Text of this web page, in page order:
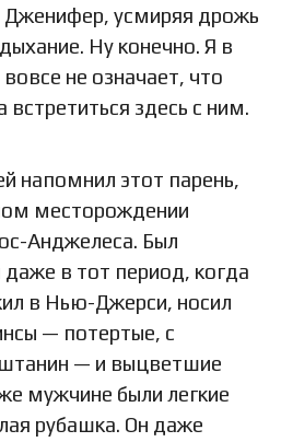
усмиряя дрожь
Ну конечно. Я в
не означает, что
здесь с ним.
напомнил этот парень,
месторождении
Анджелеса. Был
в тот период, когда
в Нью-Джерси, носил
— потертые, с
— и выцветшие
мужчине были легкие
рубашка. Он даже